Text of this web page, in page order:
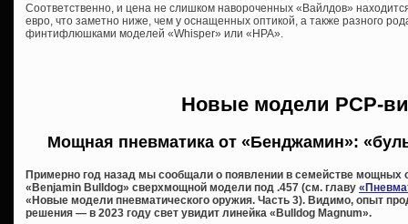
Соответственно, и цена не слишком навороченных «Вайлдов»
евро, что заметно ниже, чем у оснащенных оптикой, а также разного
финтифлюшками моделей «Whisper» или «HPA».
Новые модели PCP-
Мощная пневматика от «Бенджамин»:
Примерно год назад мы сообщали о появлении в семействе мощных
«Benjamin Bulldog» сверхмощной модели под .457 (см. главу
«Новые модели пневматического оружия. Часть 3). Видимо, опыт
решения — в 2023 году свет увидит линейка «Bulldog Magnum».